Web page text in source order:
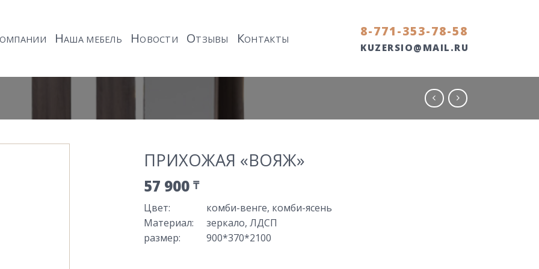
НАША МЕБЕЛЬ НОВОСТИ ОТЗЫВЫ КОНТАКТЫ 8-771-353-78-58
KUZERSIO@MAIL.RU
ПРИХОЖАЯ «ВОЯЖ»
57 900 ₸
Цвет:
комби-венге, комби-ясень
Материал:
зеркало, ЛДСП
размер: 900*370*2100